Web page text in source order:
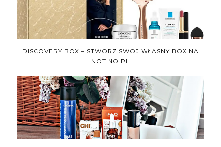
DISCOVERY BOX – STWÓRZ SWÓJ WŁASNY BOX NA
NOTINO.PL